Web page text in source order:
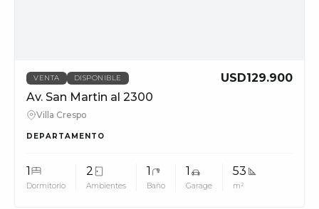
VENTA DISPONIBLE
USD129.900
Av. San Martin al 2300
Villa Crespo
DEPARTAMENTO
1
Dormitorio
2
Ambientes
1
Baño
1
Garage
53
m²